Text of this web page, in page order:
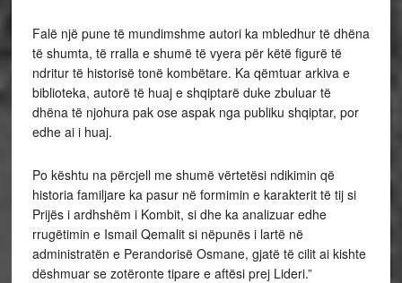
Falë një pune të mundimshme autori ka mbledhur të dhëna
të shumta, të rralla e shumë të vyera për këtë figurë të
ndritur të historisë tonë kombëtare. Ka qëmtuar arkiva e
biblioteka, autorë të huaj e shqiptarë duke zbuluar të
dhëna të njohura pak ose aspak nga publiku shqiptar, por
edhe ai i huaj.
Po kështu na përcjell me shumë vërtetësi ndikimin që
historia familjare ka pasur në formimin e karakterit të tij si
Prijës i ardhshëm i Kombit, si dhe ka analizuar edhe
rrugëtimin e Ismail Qemalit si nëpunës i lartë në
administratën e Perandorisë Osmane, gjatë të cilit ai kishte
dëshmuar se zotëronte tipare e aftësi prej Lideri.”